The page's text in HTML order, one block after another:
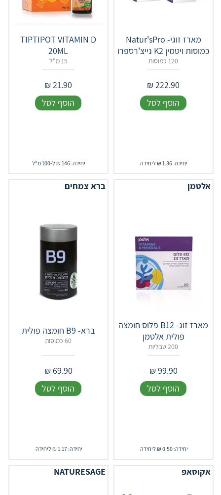
מארז זוגי- Natur'sPro
כמוסות ויטמין K2 נייצ'רספרו
120 כמוסות
222.90
₪
הוסף לסל
יחידה: 1.86 ₪ ליחידה
‎TIPTIPOT‎ ‎VITAMIN‎ ‎D‎
‎20‎ML
15 מ"ל
21.90
₪
הוסף לסל
יחידה: 146 ₪ ל-100 מ"ל
אלטמן
מארז זוג- B12 פלוס חומצה
פולית אלטמן
200 טבליות
99.90
₪
הוסף לסל
יחידה: 0.50 ₪ ליחידה
ברא צמחים
ברא- B9 חומצה פולית
60 כמוסות
69.90
₪
הוסף לסל
יחידה: 1.17 ₪ ליחידה
אקוסאפ NATURESAGE